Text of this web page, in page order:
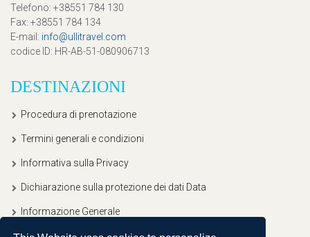
Telefono: +38551 784 130
Fax: +38551 784 134
E-mail : info@ullitravel.com
codice ID: HR-AB-51-080906713
DESTINAZIONI
Procedura di prenotazione
Termini generali e condizioni
Informativa sulla Privacy
Dichiarazione sulla protezione dei dati Data
Informazione Generale